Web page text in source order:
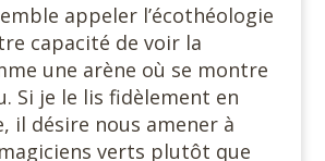
appeler l’écothéologie
capacité de voir la
une arène où se montre
Si je le lis fidèlement en
il désire nous amener à
verts plutôt que